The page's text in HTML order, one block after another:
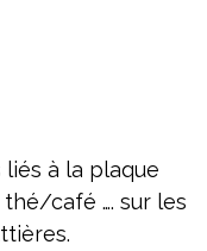
à la plaque
café …. sur les